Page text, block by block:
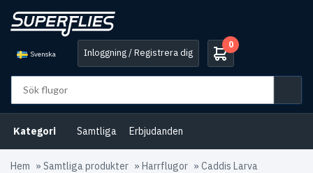
Svenska Inloggning / Registrera dig
0
Kategori Samtliga Erbjudanden
Hem » Samtliga produkter » Harrflugor » Caddis Larva